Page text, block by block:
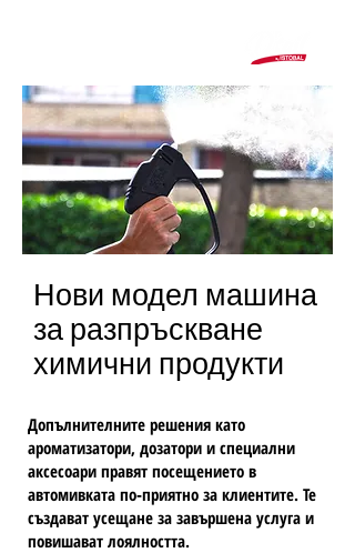
Нови модел машина
за разпръскване
химични продукти
Допълнителните решения като
ароматизатори, дозатори и специални
аксесоари правят посещението в
автомивката по‑приятно за клиентите. Те
създават усещане за завършена услуга и
повишават лоялността.